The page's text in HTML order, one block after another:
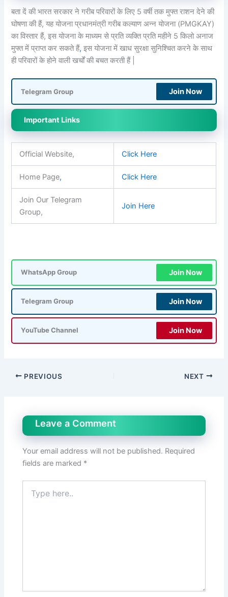
बता दें की भारत सरकार ने गरीब परिवारों के लिए 5 वर्षी तक मुफ्त राशन देने की
घोषणा की हैं, यह योजना प्रधानमंत्री गरीब कल्याण अन्न योजना (PMGKAY)
का विस्तार हैं, इस योजना के माध्यम से प्रति व्यक्ति प्रति महीने 5 किलो अनाज
मुफ्त में प्राप्त कर सकते हैं, इस योजना में खाध सुरक्षा सुनिश्चित करने के साथ
ही परिवारों के होने वाली खर्चों की बचत करती हैं |
Telegram Group Join Now
Important Links
Official Website, Click Here
Home Page, Click Here
Join Our Telegram
Group,
Join Here
WhatsApp Group Join Now
Telegram Group Join Now
YouTube Channel Join Now
PREVIOUS NEXT
Leave a Comment
Your email address will not be published. Required
fields are marked *
here..